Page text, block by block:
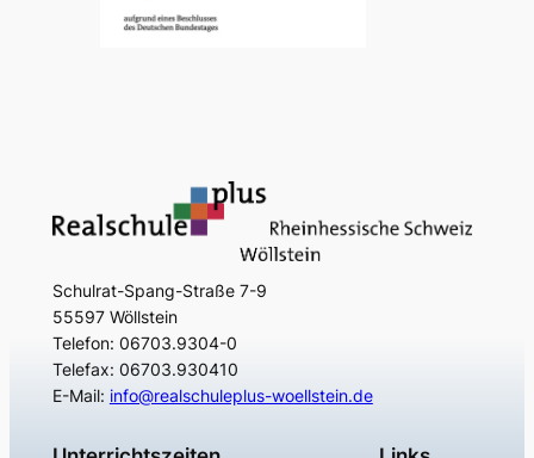
Schulrat-Spang-Straße 7-9
55597 Wöllstein
Telefon: 06703.9304-0
Telefax: 06703.930410
E-Mail: info@realschuleplus-woellstein.de